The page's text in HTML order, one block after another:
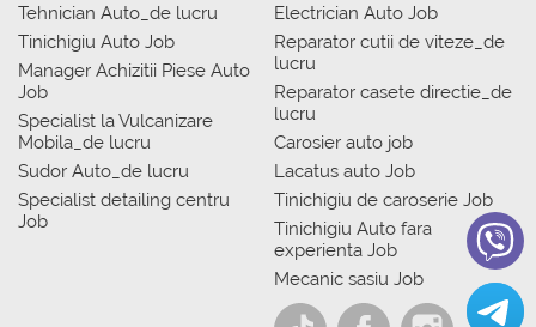
Tehnician Auto_de lucru
Tinichigiu Auto Job
Manager Achizitii Piese Auto
Job
Specialist la Vulcanizare
Mobila_de lucru
Sudor Auto_de lucru
Specialist detailing centru
Job
Electrician Auto Job
Reparator cutii de viteze_de
lucru
Reparator casete directie_de
lucru
Carosier auto job
Lacatus auto Job
Tinichigiu de caroserie Job
Tinichigiu Auto fara
experienta Job
Mecanic sasiu Job